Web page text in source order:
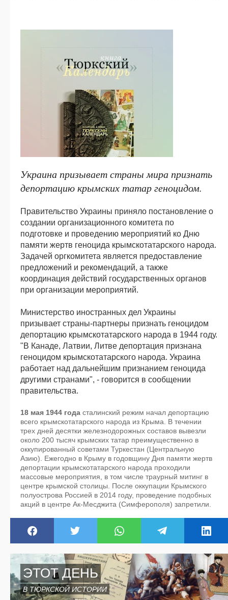
Украина призывает страны мира признать
депортацию крымских татар геноцидом.
Правительство Украины приняло постановление о
создании организационного комитета по
подготовке и проведению мероприятий ко Дню
памяти жертв геноцида крымскотатарского народа.
Задачей оргкомитета является предоставление
предложений и рекомендаций, а также
координация действий государственных органов
при организации мероприятий.
Министерство иностранных дел Украины
призывает страны-партнеры признать геноцидом
депортацию крымскотатарского народа в 1944 году.
"В Канаде, Латвии, Литве депортация признана
геноцидом крымскотатарского народа. Украина
работает над дальнейшим признанием геноцида
другими странами", - говорится в сообщении
правительства.
18 мая 1944 года сталинский режим начал депортацию
всего крымскотатарского народа из Крыма. В течении
трех дней десятки железнодорожных составов вывезли
около 200 тысяч крымских татар преимущественно в
оккупированный советами Туркестан (Центральную
Азию). Ежегодно в Крыму в годовщину Дня памяти жертв
депортации крымскотатарского народа проходили
массовые мероприятия, в том числе траурный митинг в
центре крымской столицы. После оккупации Крымского
полуострова Россией в 2014 году, проведение подобных
акций в центре Ак-Месджита (Симферополя) запретили.
ЭТОТ ДЕНЬ
В ТЮРКСКОЙ ИСТОРИИ